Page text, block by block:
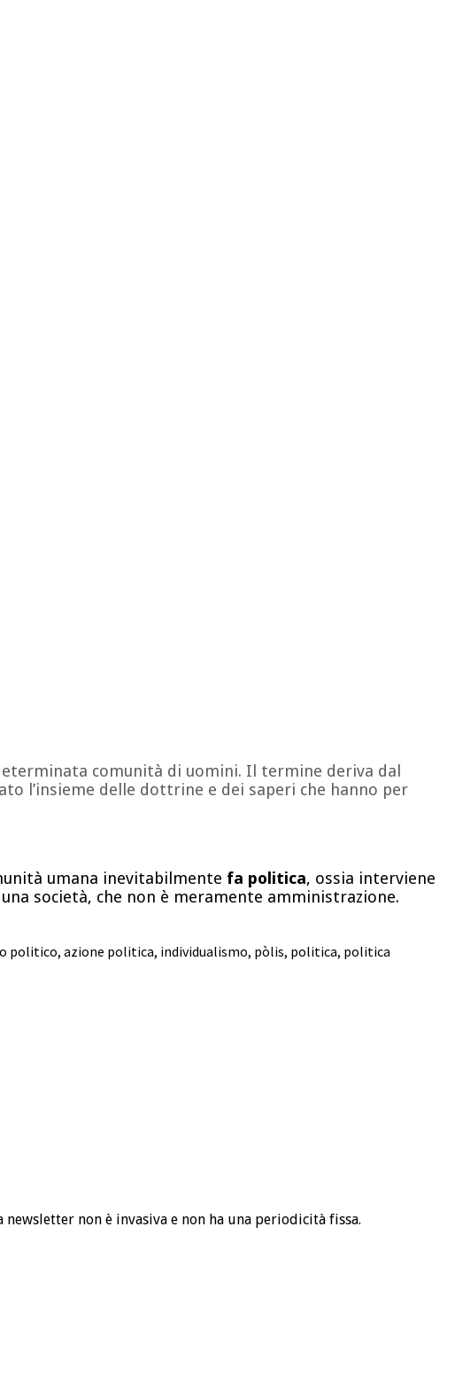
comunità di uomini. Il termine deriva dal
l’insieme delle dottrine e dei saperi che hanno per
umana inevitabilmente fa politica, ossia interviene
società, che non è meramente amministrazione.
politico, azione politica, individualismo, pòlis, politica, politica
non è invasiva e non ha una periodicità fissa.